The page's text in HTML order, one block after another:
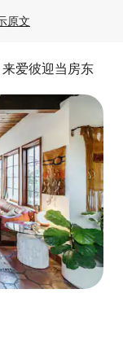
原文
来爱彼迎当房东